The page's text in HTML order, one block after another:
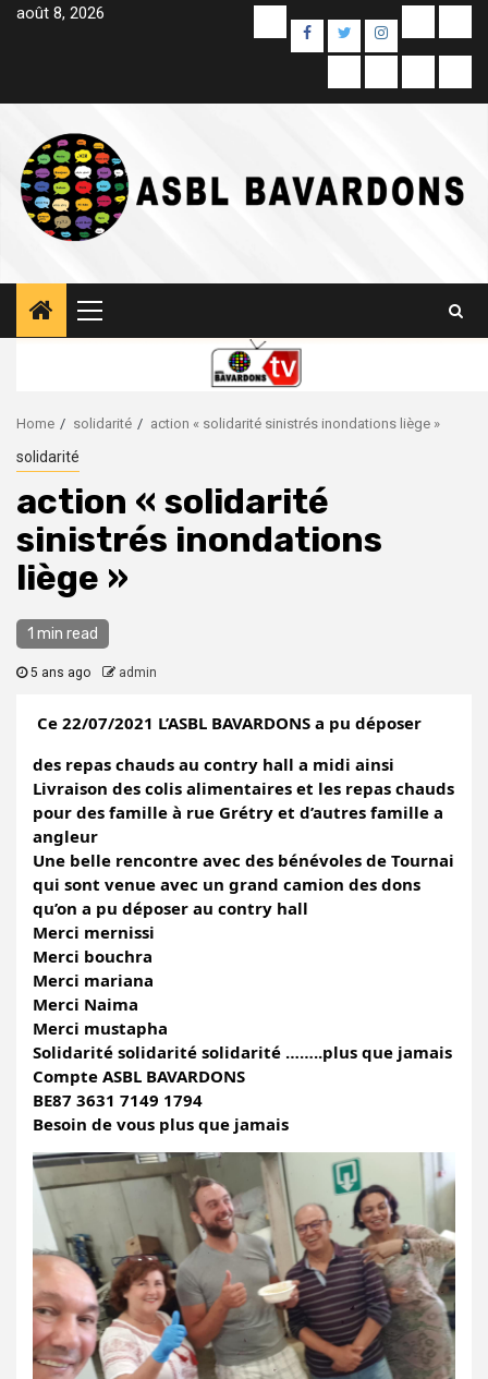
Skipaoût 8, 2026 Yelp
Facebook
TwitterInstagram
mail
Alimentairespropos
Primary
Menu
Home solidarité action « solidarité sinistrés inondations liège »
solidarité
action « solidarité
sinistrés inondations
liège »
1 min read
5 ans ago admin
Ce 22/07/2021 L’ASBL BAVARDONS a pu déposer
des repas chauds au contry hall a midi ainsi
Livraison des colis alimentaires et les repas chauds
pour des famille à rue Grétry et d’autres famille a
angleur
Une belle rencontre avec des bénévoles de Tournai
qui sont venue avec un grand camion des dons
qu’on a pu déposer au contry hall
Merci mernissi
Merci bouchra
Merci mariana
Merci Naima
Merci mustapha
Solidarité solidarité solidarité ……..plus que jamais
Compte ASBL BAVARDONS
BE87 3631 7149 1794
Besoin de vous plus que jamais